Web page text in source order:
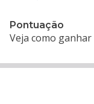
Pontuação
Veja como ganhar